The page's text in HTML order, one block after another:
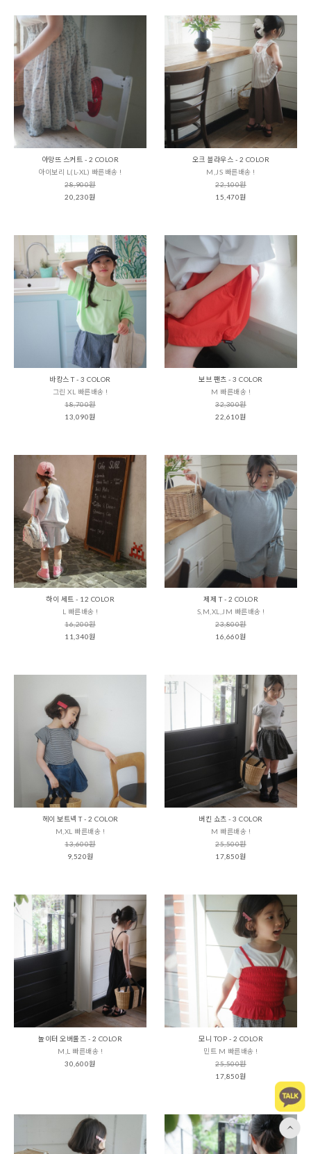
아망뜨 스커트 - 2 COLOR
아이보리 L(L-XL) 빠른배송 !
28,900원
20,230원
오크 블라우스 - 2 COLOR
M,JS 빠른배송 !
22,100원
15,470원
바캉스 T - 3 COLOR
그린 XL 빠른배송 !
18,700원
13,090원
보브 팬츠 - 3 COLOR
M 빠른배송 !
32,300원
22,610원
하이 세트 - 12 COLOR
L 빠른배송 !
16,200원
11,340원
제제 T - 2 COLOR
S,M,XL,JM 빠른배송 !
23,800원
16,660원
헤이 보트넥 T - 2 COLOR
M,XL 빠른배송 !
13,600원
9,520원
버킨 쇼츠 - 3 COLOR
M 빠른배송 !
25,500원
17,850원
놀이터 오버롤즈 - 2 COLOR
M,L 빠른배송 !
30,600원
모니 TOP - 2 COLOR
민트 M 빠른배송 !
25,500원
17,850원